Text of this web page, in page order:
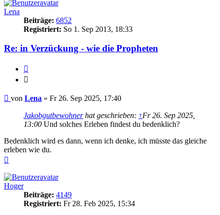
Lena
Beiträge: 6852
Registriert: So 1. Sep 2013, 18:33
Re: in Verzückung - wie die Propheten
Beitrag
von Lena » Fr 26. Sep 2025, 17:40
Jakobgutbewohnerhat geschrieben: ↑Fr 26. Sep 2025,
13:00 Und solches Erleben findest du bedenklich?
Bedenklich wird es dann, wenn ich denke, ich müsste das gleiche
erleben wie du.
Hoger
Beiträge: 4149
Registriert: Fr 28. Feb 2025, 15:34